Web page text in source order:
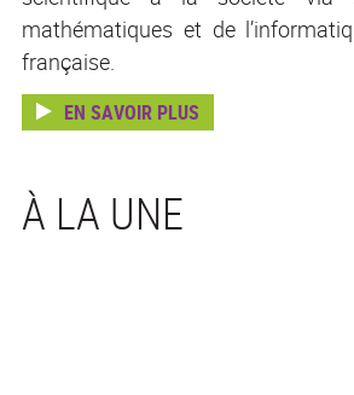
mathématiques et de
française.
EN SAVOIR PLUS